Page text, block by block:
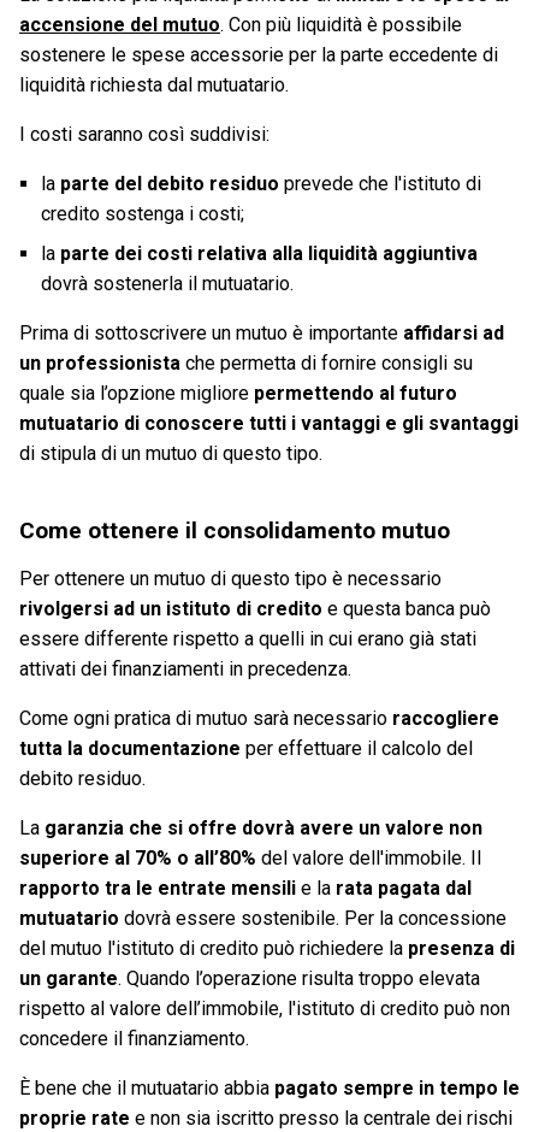
accensione del mutuo. Con più liquidità è possibile
sostenere le spese accessorie per la parte eccedente di
liquidità richiesta dal mutuatario.
I costi saranno così suddivisi:
la parte del debito residuo prevede che l'istituto di
credito sostenga i costi;
la parte dei costi relativa alla liquidità aggiuntiva
dovrà sostenerla il mutuatario.
Prima di sottoscrivere un mutuo è importante affidarsi ad
un professionista che permetta di fornire consigli su
quale sia l’opzione migliore permettendo al futuro
mutuatario di conoscere tutti i vantaggi e gli svantaggi
di stipula di un mutuo di questo tipo.
Come ottenere il consolidamento mutuo
Per ottenere un mutuo di questo tipo è necessario
rivolgersi ad un istituto di credito e questa banca può
essere differente rispetto a quelli in cui erano già stati
attivati dei finanziamenti in precedenza.
Come ogni pratica di mutuo sarà necessario raccogliere
tutta la documentazione per effettuare il calcolo del
debito residuo.
La garanzia che si offre dovrà avere un valore non
superiore al 70% o all’80% del valore dell'immobile. Il
rapporto tra le entrate mensili e la rata pagata dal
mutuatario dovrà essere sostenibile. Per la concessione
del mutuo l'istituto di credito può richiedere la presenza di
un garante. Quando l’operazione risulta troppo elevata
rispetto al valore dell’immobile, l'istituto di credito può non
concedere il finanziamento.
È bene che il mutuatario abbia pagato sempre in tempo le
proprie rate e non sia iscritto presso la centrale dei rischi